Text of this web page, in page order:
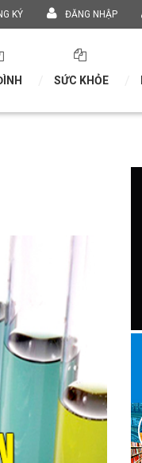
KÝ ĐĂNG NHẬP
SỨC KHỎE